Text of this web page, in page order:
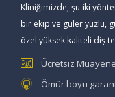
Kliniğimizde, şu iki
bir ekip ve güler yüzlü,
özel yüksek kaliteli diş
Ücretsiz
Ömür boyu